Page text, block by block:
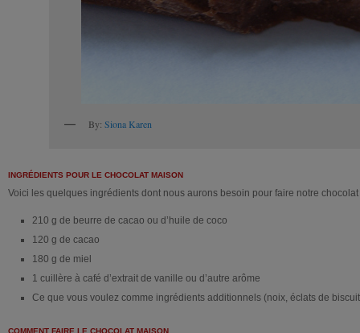
By: Siona Karen
INGRÉDIENTS POUR LE CHOCOLAT MAISON
Voici les quelques ingrédients dont nous aurons besoin pour faire notre
210 g de beurre de cacao ou d’huile de coco
120 g de cacao
180 g de miel
1 cuillère à café d’extrait de vanille ou d’autre arôme
Ce que vous voulez comme ingrédients additionnels (noix, éclats de